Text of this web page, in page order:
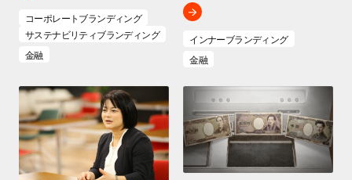
コーポレートブランディング
サステナビリティブランディング
金融
インナーブランディング
金融